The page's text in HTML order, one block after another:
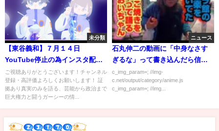
未分類
【東谷義和】７月１４日
YouTube停止の為インスタ配
信。ガーシーの周りに有名人や
大物だけでなく多くの人が集ま
る理由がよく分かる配信。
ご視聴ありがとうございます！チャンネル
登録・高評価よろしくお願いします！ 証
拠あり真実のみを語る、芸能から政治まで
巨大権力と闘うガーシーの情...
ニュース
石丸伸二の動画に「中身なさす
ぎるな」って書き込んだら信者
が発狂してワロタｗｗｗｗｗ
c_img_param=; //img-
c.net/output/category/anime.js
c_img_param=; //img...